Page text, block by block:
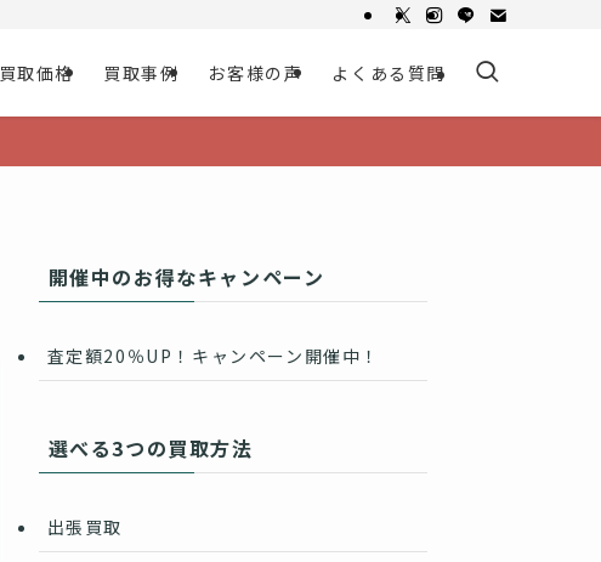
買取価格 買取事例 お客様の声 よくある質問
開催中のお得なキャンペーン
査定額20％UP！キャンペーン開催中！
選べる3つの買取方法
出張買取